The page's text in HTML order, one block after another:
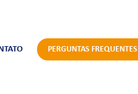
PERGUNTAS FREQUENTES